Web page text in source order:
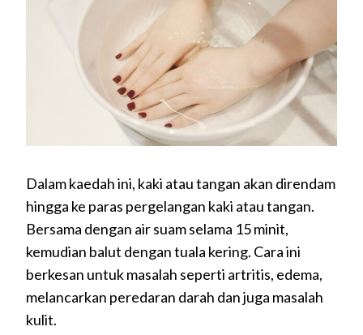
Dalam kaedah ini, kaki atau tangan akan direndam
hingga ke paras pergelangan kaki atau tangan.
Bersama dengan air suam selama 15 minit,
kemudian balut dengan tuala kering. Cara ini
berkesan untuk masalah seperti artritis, edema,
melancarkan peredaran darah dan juga masalah
kulit.